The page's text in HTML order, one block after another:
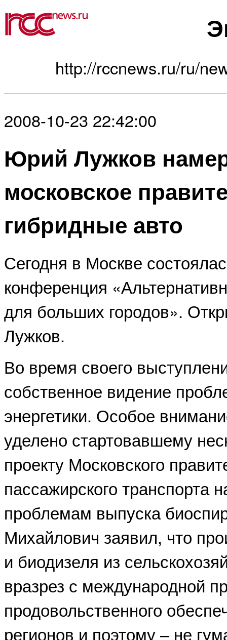
http://rccnews.ru/ru/
2008-10-23 22:42:00
Юрий Лужков
московское
гибридные авто
Сегодня в Москве
конференция
для больших городов».
Лужков.
Во время своего
собственное видение
энергетики. Особое
уделено стартовавшему
проекту Московского
пассажирского
проблемам выпуска
Михайлович заявил, что
и биодизеля из
вразрез с международной
продовольственного
регионов и поэтому – не